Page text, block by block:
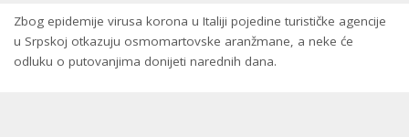
Zbog epidemije virusa korona u Italiji pojedine turističke agencije
u Srpskoj otkazuju osmomartovske aranžmane, a neke će
odluku o putovanjima donijeti narednih dana.